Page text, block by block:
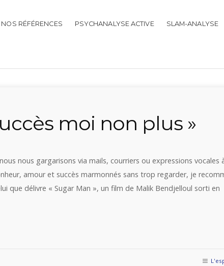
NOS RÉFÉRENCES PSYCHANALYSE ACTIVE SLAM-ANALYSE
moi non plus »
nous gargarisons via mails, courriers ou expressions vocales
amour et succès marmonnés sans trop regarder, je
que délivre « Sugar Man », un film de Malik Bendjelloul sorti en